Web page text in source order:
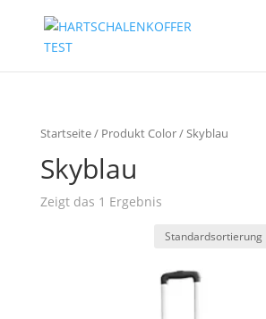
Startseite/ Produkt Color / Skyblau
Skyblau
Zeigt das 1 Ergebnis